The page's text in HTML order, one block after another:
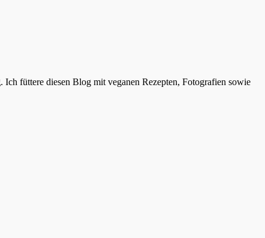
füttere diesen Blog mit veganen Rezepten, Fotografien sowie